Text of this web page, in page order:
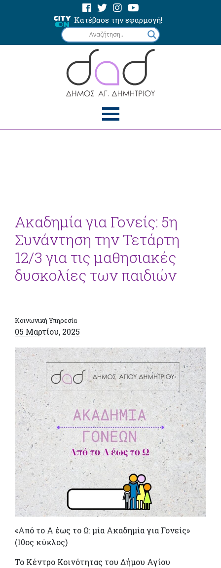
Κατέβασε την εφαρμογή!
Ακαδημία για Γονείς: 5η
Συνάντηση την Τετάρτη
12/3 για τις μαθησιακές
δυσκολίες των παιδιών
Κοινωνική Υπηρεσία
05 Μαρτίου, 2025
«Από το Α έως το Ω: μία Ακαδημία για Γονείς»
(10ος κύκλος)
Το Κέντρο Κοινότητας του Δήμου Αγίου